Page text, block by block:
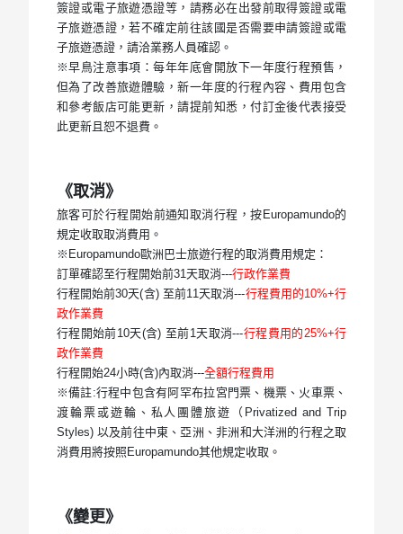
簽證或電子旅遊憑證等，請務必在出發前取得簽證或電
子旅遊憑證，若不確定前往該國是否需要申請簽證或電
子旅遊憑證，請洽業務人員確認。
※早鳥注意事項：每年年底會開放下一年度行程預售，
但為了改善旅遊體驗，新一年度的行程內容、費用包含
和參考飯店可能更新，請提前知悉，付訂金後代表接受
此更新且恕不退費。
《取消》
旅客可於行程開始前通知取消行程，按Europamundo的
規定收取取消費用。
※Europamundo歐洲巴士旅遊行程的取消費用規定：
訂單確認至行程開始前31天取消---行政作業費
行程開始前30天(含) 至前11天取消---行程費用的10%+行
政作業費
行程開始前10天(含) 至前1天取消---行程費用的25%+行
政作業費
行程開始24小時(含)內取消---全額行程費用
※備註:行程中包含有阿罕布拉宮門票、機票、火車票、
渡輪票或遊輪、私人團體旅遊（Privatized and Trip
Styles) 以及前往中東、亞洲、非洲和大洋洲的行程之取
消費用將按照Europamundo其他規定收取。
《變更》